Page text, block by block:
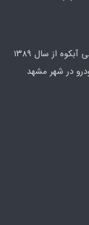
با مدیریت آقای عباس عربی آبکوه از سال ۱۳۸۹
در شهر مشهد